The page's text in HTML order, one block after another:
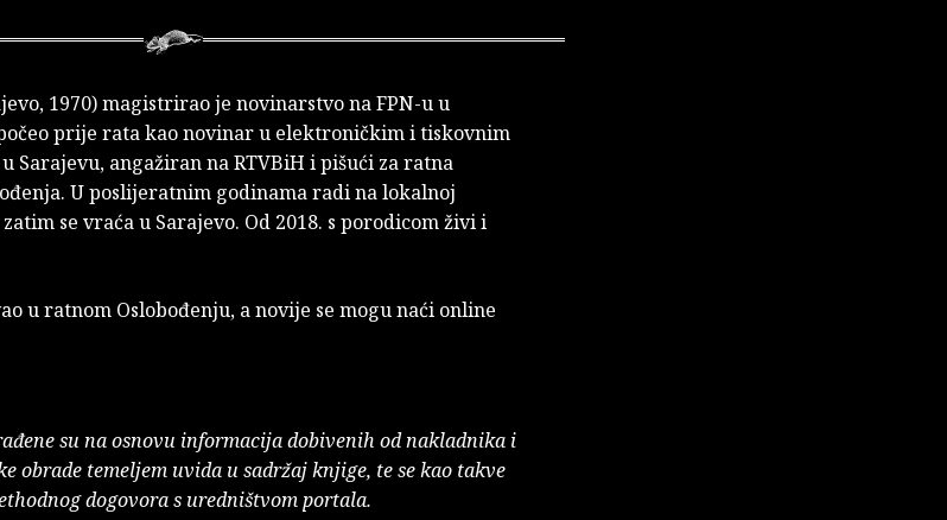
1970) magistrirao je novinarstvo na FPN-u u
prije rata kao novinar u elektroničkim i tiskovnim
Sarajevu, angažiran na RTVBiH i pišući za ratna
U poslijeratnim godinama radi na lokalnoj
se vraća u Sarajevo. Od 2018. s porodicom živi i
u ratnom Oslobođenju, a novije se mogu naći online
su na osnovu informacija dobivenih od nakladnika i
obrade temeljem uvida u sadržaj knjige, te se kao takve
dogovora s uredništvom portala.